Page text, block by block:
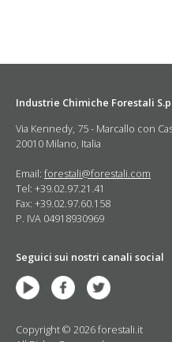
Seguici sui nostri canali social
Copyright © 2026 forestali.it
Industrie Chimiche Forestali
Via Kennedy, 75 - Marcallo con
20010 Milano, Italia
Email: forestali@forestali.com
Tel: +39.02.97.21.41
Fax: +39.02.97.60.158
P. IVA 04918930969